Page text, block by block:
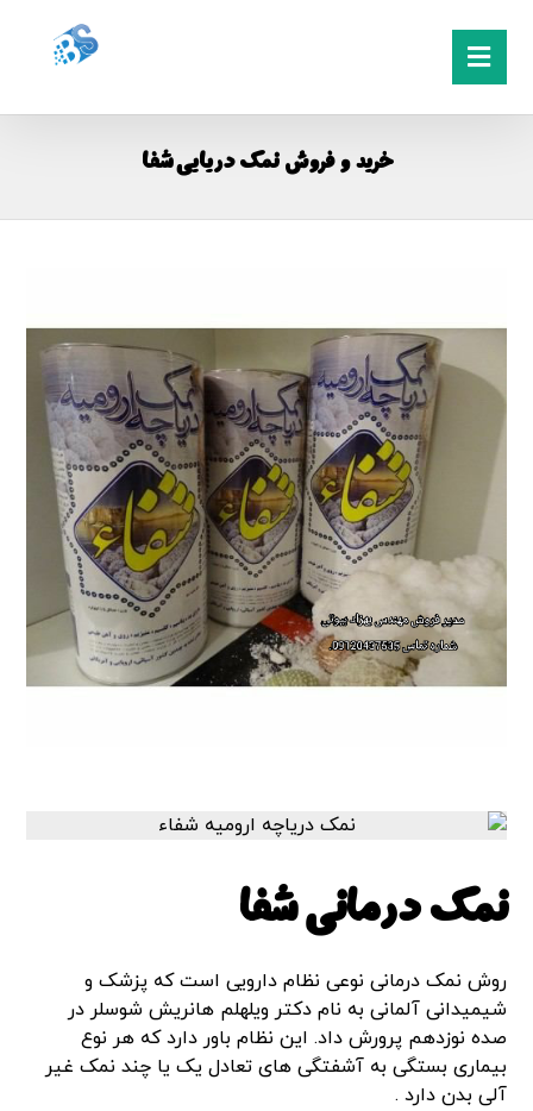
خرید و فروش نمک دریایی شفا
نمک درمانی شفا
روش نمک درمانی نوعی نظام دارویی است که پزشک و
شیمیدانی آلمانی به نام دکتر ویلهلم هانریش شوسلر در
صده نوزدهم پرورش داد. این نظام باور دارد که هر نوع
بیماری بستگی به آشفتگی های تعادل یک یا چند نمک غیر
آلی بدن دارد .